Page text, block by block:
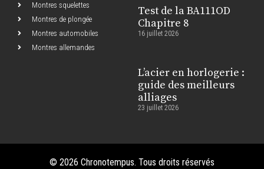
Montres squelettes
Montres de plongée
Montres automobiles
Montres allemandes
Test de la BA111OD
Chapitre 8
16 juillet 2026
L’acier en horlogerie :
guide des meilleurs
alliages
23 juillet 2026
© 2026 Chronotempus. Tous droits réservés